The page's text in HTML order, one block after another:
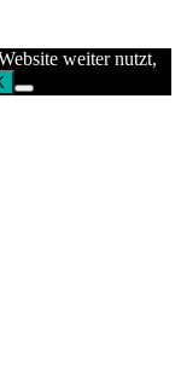
weiter nutzt,